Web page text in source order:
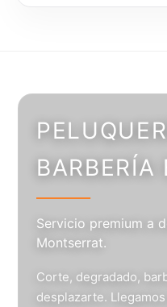
BARBERÍA
Servicio premium a
Montserrat.
Corte, degradado,
desplazarte.